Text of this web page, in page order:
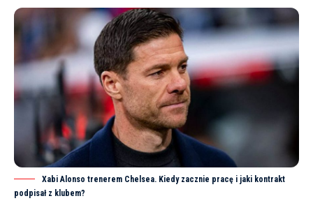
Xabi Alonso trenerem Chelsea. Kiedy zacznie pracę i jaki kontrakt
podpisał z klubem?